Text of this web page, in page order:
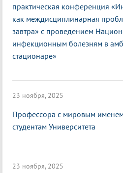
практическая конференция
как междисциплинарная
завтра» с проведением
инфекционным болезням в
стационаре»
23 ноября, 2025
Профессора с мировым
студентам Университета
23 ноября, 2025